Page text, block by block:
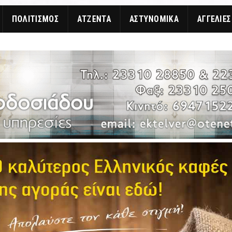
ΠΟΛΙΤΙΣΜΟΣ ΑΤΖΕΝΤΑ ΑΣΤΥΝΟΜΙΚΑ ΑΓΓΕΛΙΕΣ